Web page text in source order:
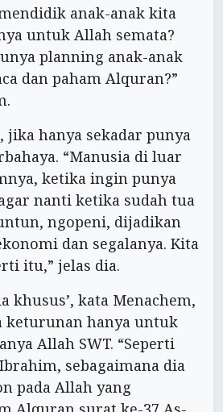
anak-anak kita
untuk Allah semata?
planning anak-anak
dan paham Alquran?”
jika hanya sekadar punya
“Manusia di luar
ketika ingin punya
nanti ketika sudah tua
ngopeni, dijadikan
dan segalanya. Kita
itu,” jelas dia.
khusus’, kata Menachem,
keturunan hanya untuk
Allah SWT. “Seperti
sebagaimana dia
pada Allah yang